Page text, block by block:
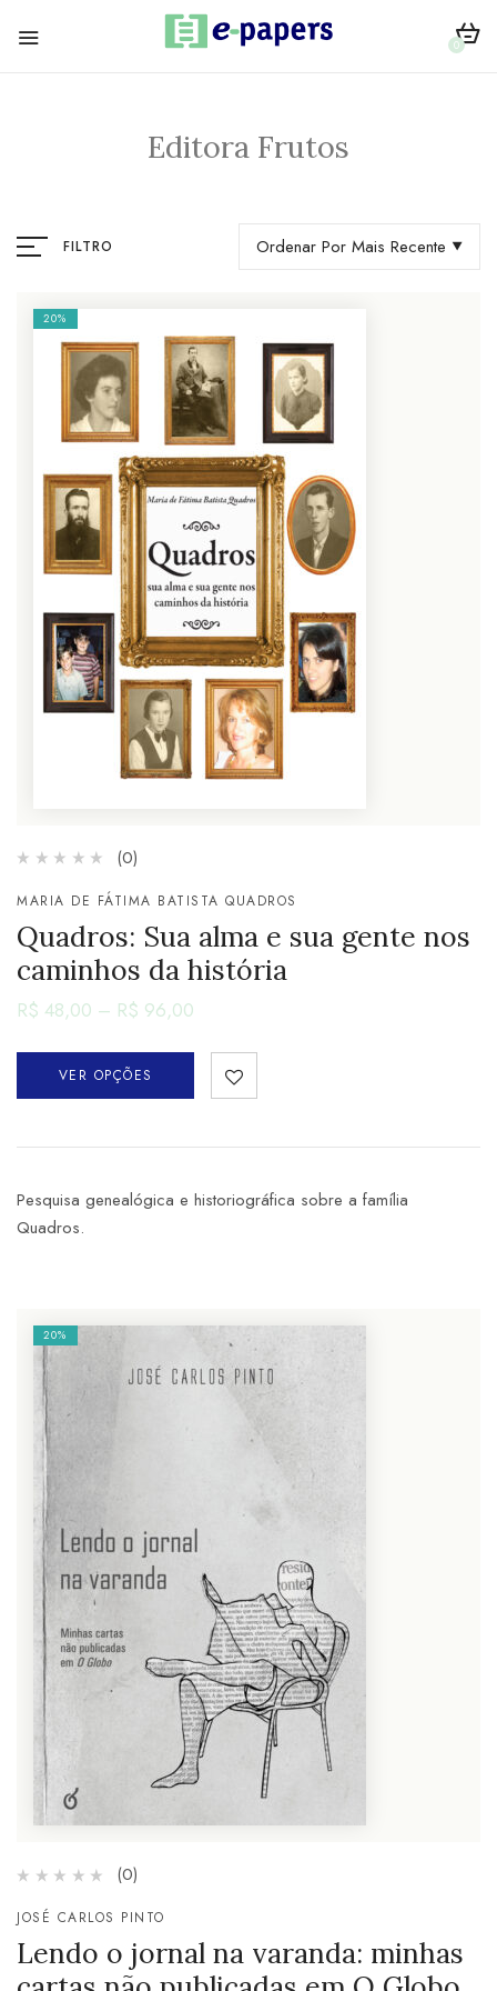
0
Editora Frutos
FILTRO Ordenar Por Mais Recente
20%
(0)
MARIA DE FÁTIMA BATISTA QUADROS
Quadros: Sua alma e sua gente nos
caminhos da história
R$ 48,00 – R$ 96,00
VER OPÇÕES
Pesquisa genealógica e historiográfica sobre a família
Quadros.
20%
(0)
JOSÉ CARLOS PINTO
Lendo o jornal na varanda: minhas